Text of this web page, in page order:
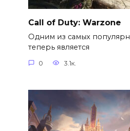
Call of Duty: Warzone
Одним из самых
теперь является
0 3.1к.